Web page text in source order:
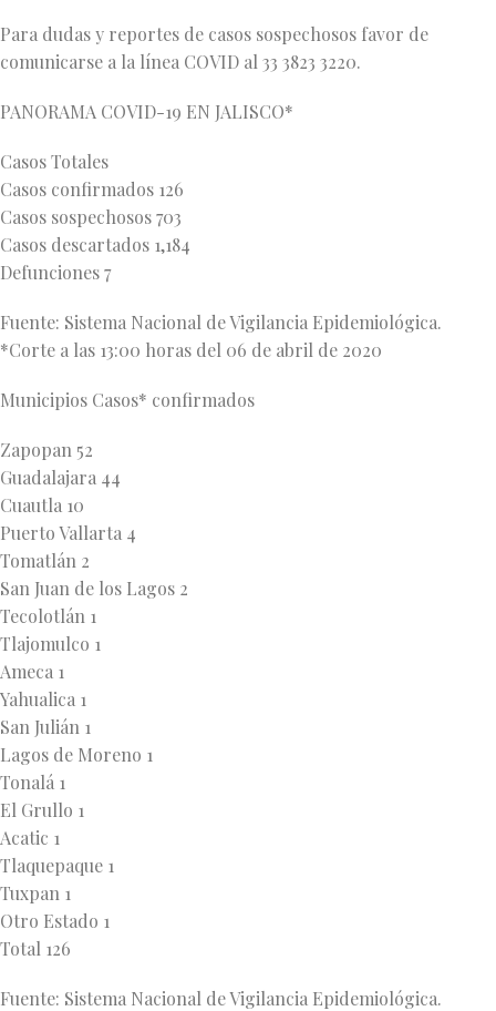
Para dudas y reportes de casos sospechosos favor de
comunicarse a la línea COVID al 33 3823 3220.
PANORAMA COVID-19 EN JALISCO*
Casos Totales
Casos confirmados 126
Casos sospechosos 703
Casos descartados 1,184
Defunciones 7
Fuente: Sistema Nacional de Vigilancia Epidemiológica.
*Corte a las 13:00 horas del 06 de abril de 2020
Municipios Casos* confirmados
Zapopan 52
Guadalajara 44
Cuautla 10
Puerto Vallarta 4
Tomatlán 2
San Juan de los Lagos 2
Tecolotlán 1
Tlajomulco 1
Ameca 1
Yahualica 1
San Julián 1
Lagos de Moreno 1
Tonalá 1
El Grullo 1
Acatic 1
Tlaquepaque 1
Tuxpan 1
Otro Estado 1
Total 126
Fuente: Sistema Nacional de Vigilancia Epidemiológica.